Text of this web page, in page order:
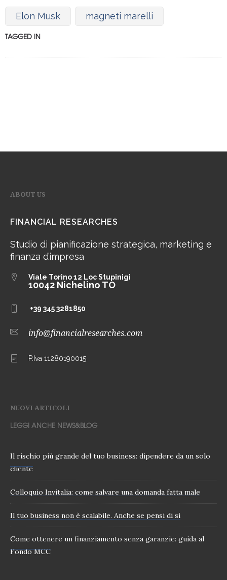
Elon Musk magneti marelli
TAGGED IN
ABOUT US
FINANCIAL RESEARCHES
Studio di pianificazione strategica, marketing e
finanza d’impresa
Viale Torino 12 Loc Stupinigi
10042 Nichelino TO
+39 345 3281850
info@financialresearches.com
P.Iva 11280190015
NUOVI ARTICOLI
LEGGI ANCHE NEWS&BLOG
Il rischio più grande del tuo business: dipendere da un solo
cliente
Colloquio Invitalia: come salvare una domanda fatta male
Il tuo business non è scalabile. Anche se pensi di si
Come ottenere un finanziamento senza garanzie: guida al
Fondo MCC